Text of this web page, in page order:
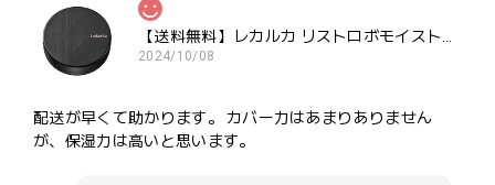
2024/10/08
配送が早くて助かります。 カバー力はあまりありません
が、保湿力は高いと思います。